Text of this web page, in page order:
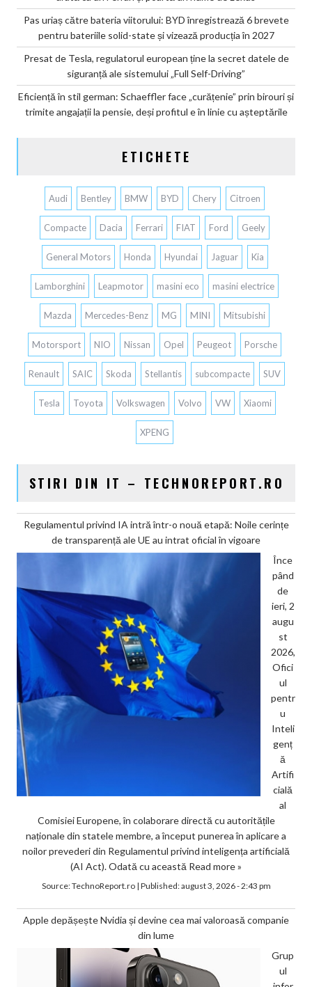
Pas uriaș către bateria viitorului: BYD înregistrează 6 brevete
pentru bateriile solid-state și vizează producția în 2027
Presat de Tesla, regulatorul european ține la secret datele de
siguranță ale sistemului „Full Self-Driving”
Eficiență în stil german: Schaeffler face „curățenie” prin birouri și
trimite angajații la pensie, deși profitul e în linie cu așteptările
ETICHETE
Audi Bentley BMW BYD Chery Citroen
Compacte Dacia Ferrari FIAT Ford Geely
General Motors Honda Hyundai Jaguar Kia
Lamborghini Leapmotor masini eco masini electrice
Mazda Mercedes-Benz MG MINI Mitsubishi
Motorsport NIO Nissan Opel Peugeot Porsche
Renault SAIC Skoda Stellantis subcompacte SUV
Tesla Toyota Volkswagen Volvo VW Xiaomi
XPENG
STIRI DIN IT – TECHNOREPORT.RO
Regulamentul privind IA intră într-o nouă etapă: Noile cerințe
de transparență ale UE au intrat oficial în vigoare
Înce
pând
de
ieri, 2
augu
st
2026,
Ofici
ul
pentr
u
Inteli
genț
ă
Artifi
cială
al
Comisiei Europene, în colaborare directă cu autoritățile
naționale din statele membre, a început punerea în aplicare a
noilor prevederi din Regulamentul privind inteligența artificială
(AI Act). Odată cu această Read more »
Source:TechnoReport.ro| Published:august 3, 2026 - 2:43 pm
Apple depășește Nvidia și devine cea mai valoroasă companie
din lume
Grup
ul